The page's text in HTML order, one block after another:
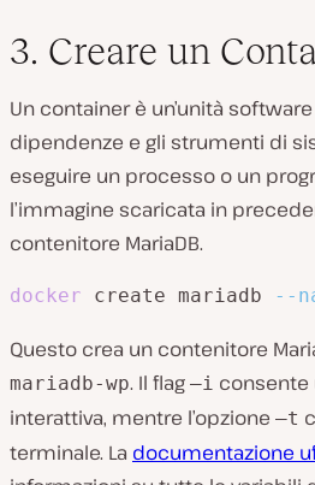
3. Creare un
Un container è un’unità
dipendenze e gli strumenti di
eseguire un processo o un
l’immagine scaricata in
contenitore MariaDB.
docker create mariadb --
Questo crea un contenitore
mariadb-wp. Il flag –i consente
interattiva, mentre l’opzione –t
terminale. La documentazione